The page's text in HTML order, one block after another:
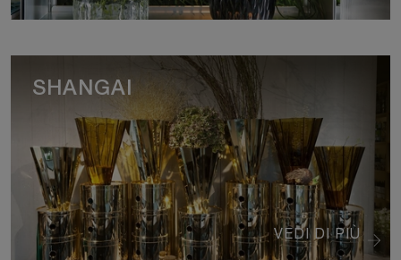
VEDI DI PIÙ
SHANGAI